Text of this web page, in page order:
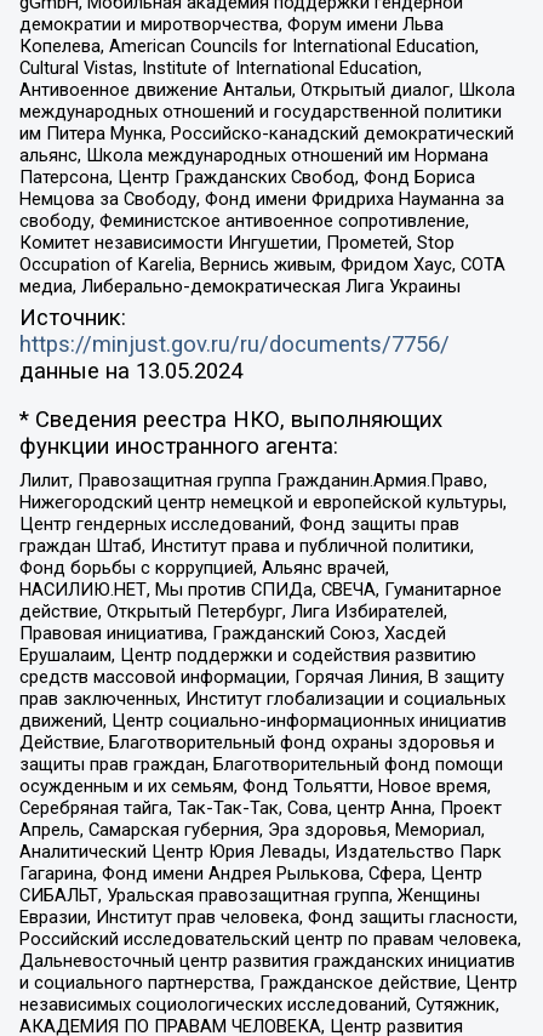
демократии и миротворчества, Форум имени Льва
Копелева, American Councils for International Education,
Cultural Vistas, Institute of International Education,
Антивоенное движение Антальи, Открытый диалог, Школа
международных отношений и государственной политики
им Питера Мунка, Российско-канадский демократический
альянс, Школа международных отношений им Нормана
Патерсона, Центр Гражданских Свобод, Фонд Бориса
Немцова за Свободу, Фонд имени Фридриха Науманна за
свободу, Феминистское антивоенное сопротивление,
Комитет независимости Ингушетии, Прометей, Stop
Occupation of Karelia, Вернись живым, Фридом Хаус, СОТА
медиа, Либерально-демократическая Лига Украины
Источник:
https://minjust.gov.ru/ru/documents/7756/
данные на 13.05.2024
* Сведения реестра НКО, выполняющих
функции иностранного агента:
Лилит, Правозащитная группа Гражданин.Армия.Право,
Нижегородский центр немецкой и европейской культуры,
Центр гендерных исследований, Фонд защиты прав
граждан Штаб, Институт права и публичной политики,
Фонд борьбы с коррупцией, Альянс врачей,
НАСИЛИЮ.НЕТ, Мы против СПИДа, СВЕЧА, Гуманитарное
действие, Открытый Петербург, Лига Избирателей,
Правовая инициатива, Гражданский Союз, Хасдей
Ерушалаим, Центр поддержки и содействия развитию
средств массовой информации, Горячая Линия, В защиту
прав заключенных, Институт глобализации и социальных
движений, Центр социально-информационных инициатив
Действие, Благотворительный фонд охраны здоровья и
защиты прав граждан, Благотворительный фонд помощи
осужденным и их семьям, Фонд Тольятти, Новое время,
Серебряная тайга, Так-Так-Так, Сова, центр Анна, Проект
Апрель, Самарская губерния, Эра здоровья, Мемориал,
Аналитический Центр Юрия Левады, Издательство Парк
Гагарина, Фонд имени Андрея Рылькова, Сфера, Центр
СИБАЛЬТ, Уральская правозащитная группа, Женщины
Евразии, Институт прав человека, Фонд защиты гласности,
Российский исследовательский центр по правам человека,
Дальневосточный центр развития гражданских инициатив
и социального партнерства, Гражданское действие, Центр
независимых социологических исследований, Сутяжник,
АКАДЕМИЯ ПО ПРАВАМ ЧЕЛОВЕКА, Центр развития